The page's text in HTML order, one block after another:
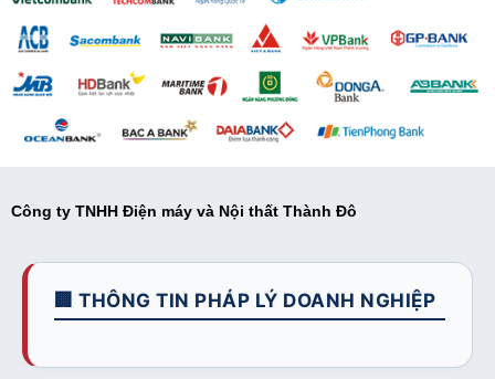
Công ty TNHH Điện máy và Nội thất Thành Đô
🏢 THÔNG TIN PHÁP LÝ DOANH NGHIỆP